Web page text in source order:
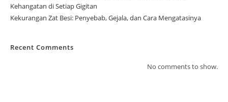
Kehangatan di Setiap Gigitan
Kekurangan Zat Besi: Penyebab, Gejala, dan Cara Mengatasinya
Recent Comments
No comments to show.